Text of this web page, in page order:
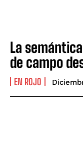
La
de campo
EN ROJO